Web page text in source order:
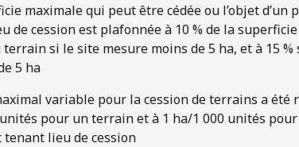
maximale qui peut être cédée ou l’objet d’un
de cession est plafonnée à 10 % de la
si le site mesure moins de 5 ha, et à 15 %
5 ha
variable pour la cession de terrains a été
pour un terrain et à 1 ha/1 000 unités
tenant lieu de cession